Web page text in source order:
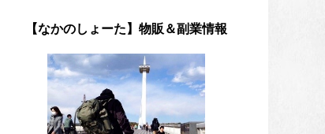
【なかのしょーた】物販＆副業情報